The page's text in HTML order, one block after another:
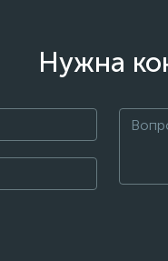
Нужна